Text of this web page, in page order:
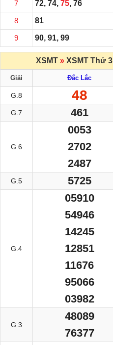
7 72, 74, 75, 76
8 81
9 90, 91, 99
XSMT » XSMT Thứ 3
Giải Đắc Lắc
G.8 48
G.7 461
G.6
0053
2702
2487
G.5 5725
G.4
05910
54946
14245
12851
11676
95066
03982
G.3
48089
76377